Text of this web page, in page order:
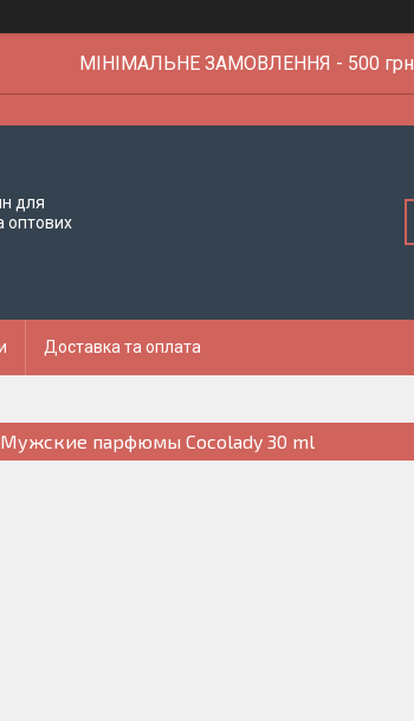
МІНІМАЛЬНЕ ЗАМОВЛЕННЯ - 500 грн
для
оптових
Доставка та оплата
Мужские парфюмы Cocolady 30 ml